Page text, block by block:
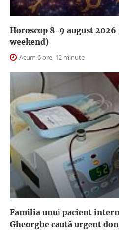
Horoscop 8-9 august
weekend)
Acum 6 ore, 12 minute
Familia unui pacient
Gheorghe caută urgent